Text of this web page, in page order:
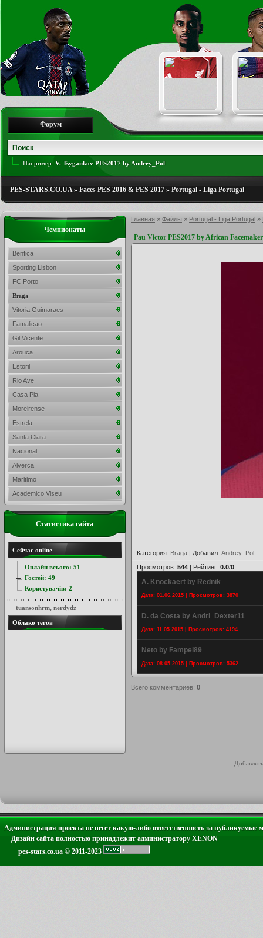
Форум
Например: V. Tsygankov PES2017 by Andrey_Pol
PES-STARS.CO.UA» Faces PES 2016 & PES 2017 » Portugal - Liga Portugal
Главная » Файлы » Portugal - Liga Portugal »
Pau Victor PES2017 by African
Категория: Braga | Добавил: Andrey_Pol
Просмотров: 544 | Рейтинг: 0.0/0
A. Knockaert by Rednik
Дата: 01.06.2015 | Просмотров: 3870
D. da Costa by Andri_Dexter11
Дата: 11.05.2015 | Просмотров: 4194
Neto by Fampei89
Дата: 08.05.2015 | Просмотров: 5362
Всего комментариев: 0
Чемпионаты
Benfica
Sporting Lisbon
FC Porto
Braga
Vitoria Guimaraes
Famalicao
Gil Vicente
Arouca
Estoril
Rio Ave
Casa Pia
Moreirense
Estrela
Santa Clara
Nacional
Alverca
Maritimo
Academico Viseu
Статистика сайта
Сейчас online
Онлайн всього: 51
Гостей: 49
Користувачів: 2
tuansonhrm, nerdydz
Облако тегов
Администрация проекта не несет какую-либо ответственность за публикуемые
Дизайн сайта полностью принадлежит администратору XENON
pes-stars.co.ua © 2011-2023